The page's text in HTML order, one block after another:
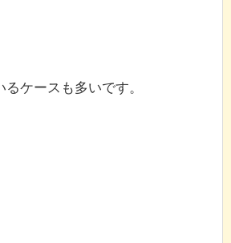
ケースも多いです。